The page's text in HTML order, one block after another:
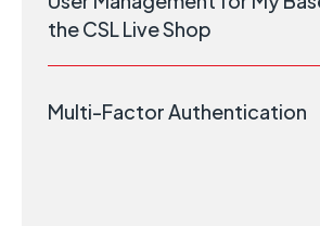
the CSL Live Shop
Multi-Factor Authentication